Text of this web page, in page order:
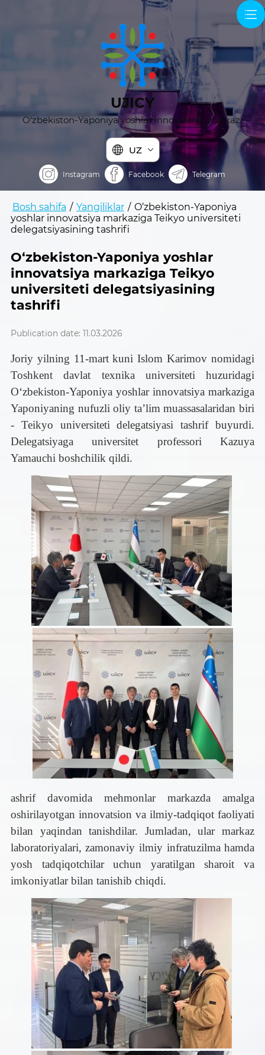
UJICY
O‘zbekiston-Yaponiya yoshlar innovatsiya markazi
UZ
Instagram Facebook Telegram
Bosh sahifa / Yangiliklar / O‘zbekiston-Yaponiya
yoshlar innovatsiya markaziga Teikyo universiteti
delegatsiyasining tashrifi
O‘zbekiston-Yaponiya yoshlar
innovatsiya markaziga Teikyo
universiteti delegatsiyasining
tashrifi
Publication date: 11.03.2026
Joriy yilning 11-mart kuni Islom Karimov nomidagi
Toshkent davlat texnika universiteti huzuridagi
O‘zbekiston-Yaponiya yoshlar innovatsiya markaziga
Yaponiyaning nufuzli oliy ta’lim muassasalaridan biri
- Teikyo universiteti delegatsiyasi tashrif buyurdi.
Delegatsiyaga universitet professori Kazuya
Yamauchi boshchilik qildi.
ashrif davomida mehmonlar markazda amalga
oshirilayotgan innovatsion va ilmiy-tadqiqot faoliyati
bilan yaqindan tanishdilar. Jumladan, ular markaz
laboratoriyalari, zamonaviy ilmiy infratuzilma hamda
yosh tadqiqotchilar uchun yaratilgan sharoit va
imkoniyatlar bilan tanishib chiqdi.